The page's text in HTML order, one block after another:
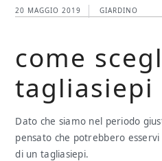
20 MAGGIO 2019 GIARDINO
come
tagliasiepi
Dato che siamo nel periodo
pensato che potrebbero
di un tagliasiepi.